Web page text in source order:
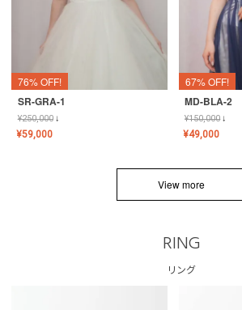
76% OFF!
SR-GRA-1
¥250,000↓
¥59,000
67% OFF!
MD-BLA-2
¥150,000↓
¥49,000
View more
RING
リング